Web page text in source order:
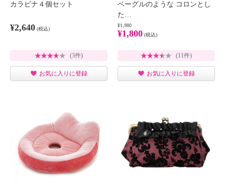
カラビナ４個セット
¥2,640 (税込)
(3件)
お気に入りに登録
ベーグルのような コロンとし
た…
¥1,980
¥1,800 (税込)
(11件)
お気に入りに登録